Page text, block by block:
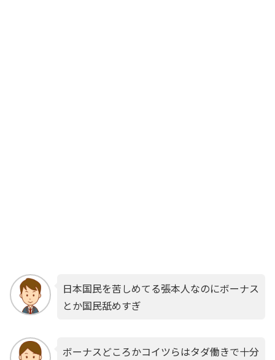
日本国民を苦しめてる張本人なのにボーナス
とか国民舐めすぎ
ボーナスどころかコイツらはタダ働きで十分